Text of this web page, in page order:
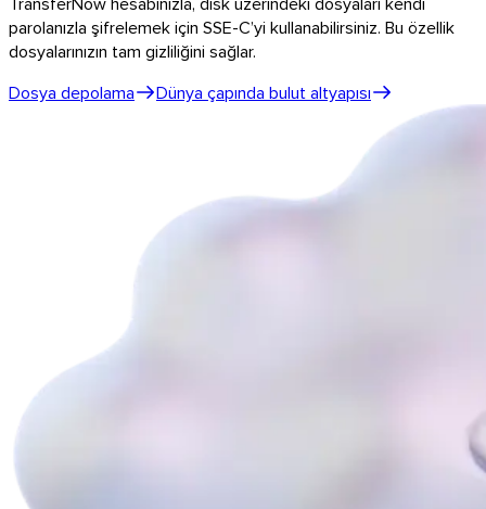
parolanızla şifrelemek için SSE-C’yi kullanabilirsiniz. Bu özellik
dosyalarınızın tam gizliliğini sağlar.
Dosya depolama
Dünya çapında bulut altyapısı